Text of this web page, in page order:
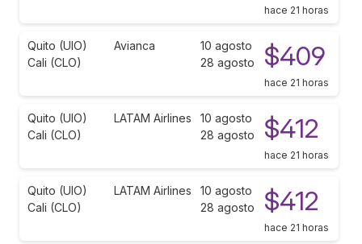
hace 21 horas
Quito (UIO)
Cali (CLO)
Avianca
10 agosto
28 agosto
$409
hace 21 horas
Quito (UIO)
Cali (CLO)
LATAM Airlines
10 agosto
28 agosto
$412
hace 21 horas
Quito (UIO)
Cali (CLO)
LATAM Airlines
10 agosto
28 agosto
$412
hace 21 horas